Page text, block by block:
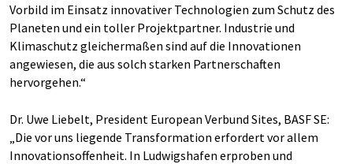
Vorbild im Einsatz innovativer Technologien zum Schutz des
Planeten und ein toller Projektpartner. Industrie und
Klimaschutz gleichermaßen sind auf die Innovationen
angewiesen, die aus solch starken Partnerschaften
hervorgehen.“
Dr. Uwe Liebelt, President European Verbund Sites, BASF SE:
„Die vor uns liegende Transformation erfordert vor allem
Innovationsoffenheit. In Ludwigshafen erproben und